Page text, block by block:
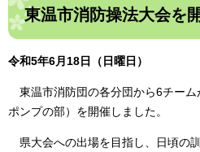
東温市消防操法大会を
令和5年6月18日（日曜日）
東温市消防団の各分団から6チーム
ポンプの部）を開催しました。
県大会への出場を目指し、日頃の